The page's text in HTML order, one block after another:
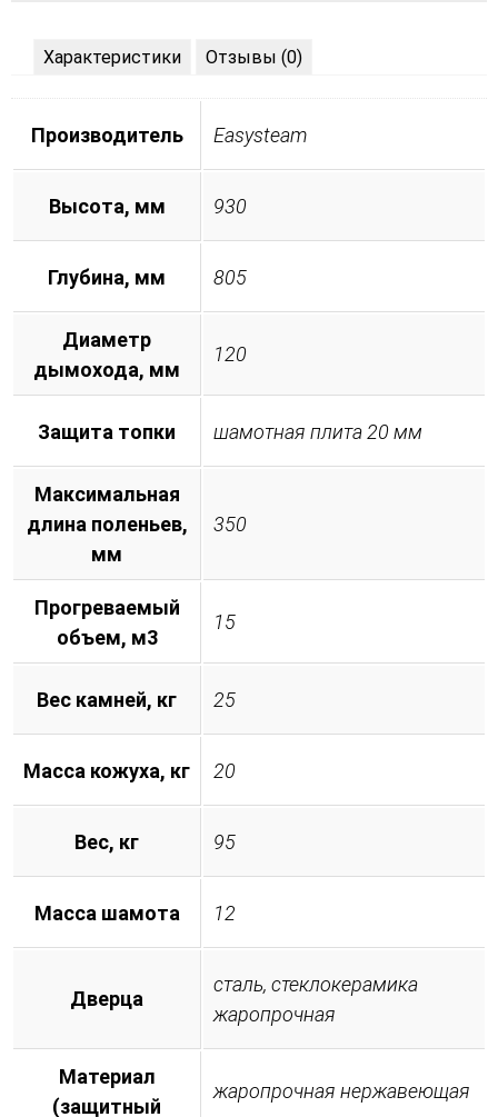
Характеристики Отзывы (0)
Производитель Easysteam
Высота, мм 930
Глубина, мм 805
Диаметр
дымохода, мм
120
Защита топки шамотная плита 20 мм
Максимальная
длина поленьев,
мм
350
Прогреваемый
объем, м3
15
Вес камней, кг 25
Масса кожуха, кг 20
Вес, кг 95
Масса шамота 12
Дверца
сталь, стеклокерамика
жаропрочная
Материал
(защитный
жаропрочная нержавеющая